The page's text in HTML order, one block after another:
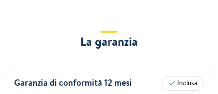
La garanzia
Garanzia di conformità 12 mesi Inclusa